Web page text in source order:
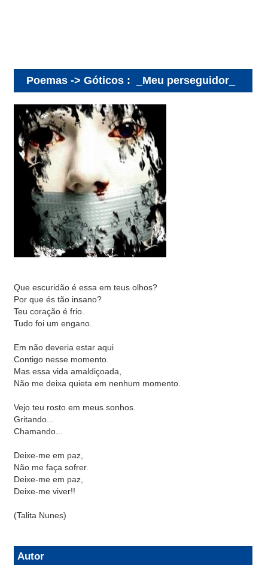
Poemas -> Góticos : _Meu perseguidor_
Que escuridão é essa em teus olhos?
Por que és tão insano?
Teu coração é frio.
Tudo foi um engano.
Em não deveria estar aqui
Contigo nesse momento.
Mas essa vida amaldiçoada,
Não me deixa quieta em nenhum momento.
Vejo teu rosto em meus sonhos.
Gritando...
Chamando...
Deixe-me em paz,
Não me faça sofrer.
Deixe-me em paz,
Deixe-me viver!!
(Talita Nunes)
Autor